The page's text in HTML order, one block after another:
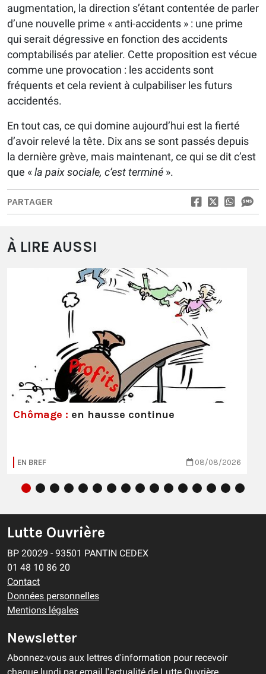
augmentation, la direction s’étant contentée de parler
d’une nouvelle prime « anti-accidents » : une prime
qui serait dégressive en fonction des accidents
comptabilisés par atelier. Cette proposition est vécue
comme une provocation : les accidents sont
fréquents et cela revient à culpabiliser les futurs
accidentés.
En tout cas, ce qui domine aujourd’hui est la fierté
d’avoir relevé la tête. Dix ans se sont passés depuis
la dernière grève, mais maintenant, ce qui se dit c’est
que «la paix sociale, c’est terminé ».
PARTAGER
À LIRE AUSSI
Chômage : en hausse continue
EN BREF 08/08/2026
Lutte Ouvrière
BP 20029 - 93501 PANTIN CEDEX
01 48 10 86 20
Contact
Données personnelles
Mentions légales
Newsletter
Abonnez-vous aux lettres d'information pour recevoir